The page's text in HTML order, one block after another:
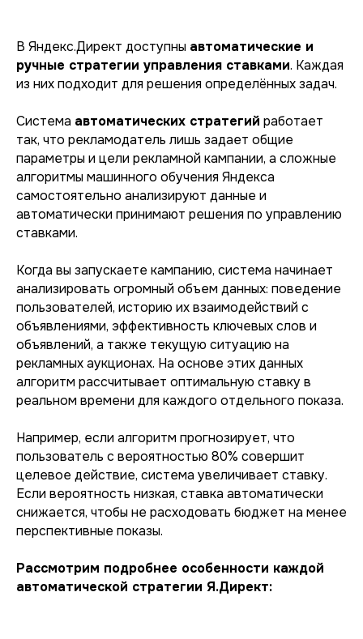
В Яндекс.Директ доступны автоматические и
ручные стратегии управления ставками. Каждая
из них подходит для решения определённых задач.
Система автоматических стратегий работает
так, что рекламодатель лишь задает общие
параметры и цели рекламной кампании, а сложные
алгоритмы машинного обучения Яндекса
самостоятельно анализируют данные и
автоматически принимают решения по управлению
ставками.
Когда вы запускаете кампанию, система начинает
анализировать огромный объем данных: поведение
пользователей, историю их взаимодействий с
объявлениями, эффективность ключевых слов и
объявлений, а также текущую ситуацию на
рекламных аукционах. На основе этих данных
алгоритм рассчитывает оптимальную ставку в
реальном времени для каждого отдельного показа.
Например, если алгоритм прогнозирует, что
пользователь с вероятностью 80% совершит
целевое действие, система увеличивает ставку.
Если вероятность низкая, ставка автоматически
снижается, чтобы не расходовать бюджет на менее
перспективные показы.
Рассмотрим подробнее особенности каждой
автоматической стратегии Я.Директ: